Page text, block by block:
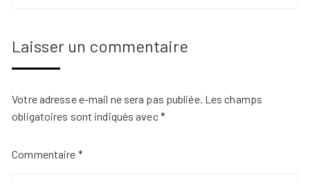
Laisser un commentaire
Votre adresse e-mail ne sera pas publiée. Les champs
obligatoires sont indiqués avec*
Commentaire *